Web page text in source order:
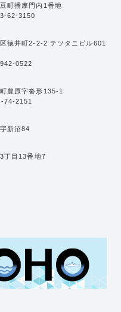
町播摩門内1番地
62-3150
徳井町2-2-2 テツタニビル601
0522
豊原字沓形135-1
74-2151
新沼84
丁目13番地7